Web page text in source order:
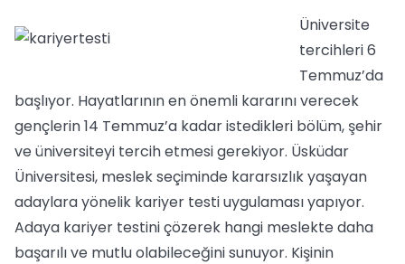
Üniversite
tercihleri 6
Temmuz’da
başlıyor. Hayatlarının en önemli kararını verecek
gençlerin 14 Temmuz’a kadar istedikleri bölüm, şehir
ve üniversiteyi tercih etmesi gerekiyor. Üsküdar
Üniversitesi, meslek seçiminde kararsızlık yaşayan
adaylara yönelik kariyer testi uygulaması yapıyor.
Adaya kariyer testini çözerek hangi meslekte daha
başarılı ve mutlu olabileceğini sunuyor. Kişinin